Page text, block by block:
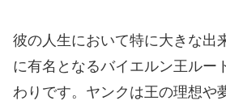
彼の人生において特に大きな出
に有名となるバイエルン王ルー
わりです。ヤンクは王の理想や